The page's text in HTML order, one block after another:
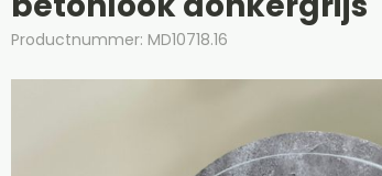
Productnummer: MD10718.16